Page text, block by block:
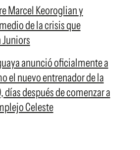
Marcel Keoroglian y
de la crisis que
Juniors
anunció oficialmente a
el nuevo entrenador de la
días después de comenzar a
Celeste